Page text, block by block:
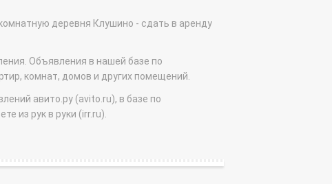
деревня Клушино - сдать в аренду
Объявления в нашей базе по
комнат, домов и других помещений.
авито.ру (avito.ru), в базе по
из рук в руки (irr.ru).